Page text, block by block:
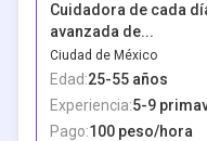
Cuidadora de cada
avanzada de...
Ciudad de México
Edad:25-55 años
Experiencia:5-9
Pago:100 peso/hora